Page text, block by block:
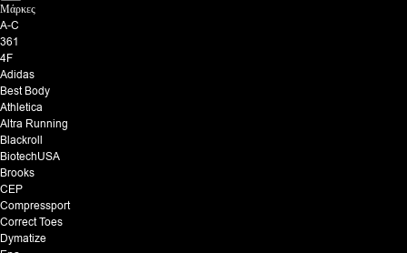
Μάρκες
A-C
361
4F
Adidas
Best Body
Athletica
Altra Running
Blackroll
BiotechUSA
Brooks
CEP
Compressport
Correct Toes
Dymatize